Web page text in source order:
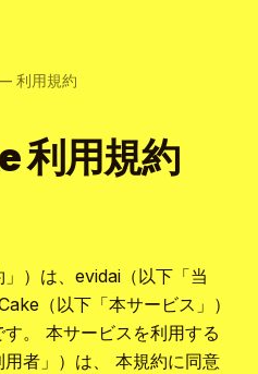
利用規約
利用規約
）は、evidai（以下「当
（以下「本サービス」）
。 本サービスを利用する
者」）は、 本規約に同意